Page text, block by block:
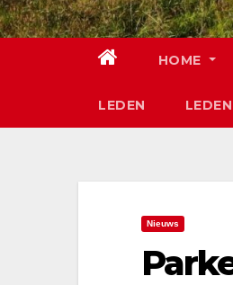
HOME
LEDEN
Nieuws